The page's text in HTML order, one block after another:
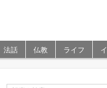
法話 仏教 ライフ